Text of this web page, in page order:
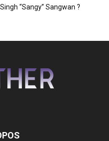
“Sangy” Sangwan ?